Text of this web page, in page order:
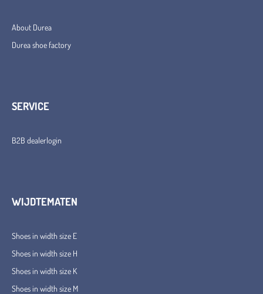
About Durea
Durea shoe factory
SERVICE
B2B dealerlogin
WIJDTEMATEN
Shoes in width size E
Shoes in width size H
Shoes in width size K
Shoes in width size M